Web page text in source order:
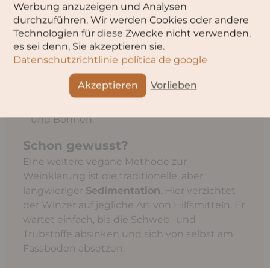
Schönungsmittel ohne
tierischen Ursprungs:
Bentonit
Aktivkohle
Pflanzliche Gelatine
und Bohnen.
Schon gewusst?
Eine weitere vegane Methode zur
Weinklärung ist die traditionelle, aber
langwieriger Sedimentation. Hier verzichtet
der Winzer auf jegliche Art von Hilfsmitteln. Er
wartet einfach, bis die Schweb- und
Trübstoffe absinken und sich von selbst am
Fassboden absetzen.
Werbung anzuzeigen und Analysen
durchzuführen. Wir werden Cookies oder andere
Technologien für diese Zwecke nicht verwenden,
es sei denn, Sie akzeptieren sie.
Datenschutzrichtlinie política de google
Akzeptieren Vorlieben